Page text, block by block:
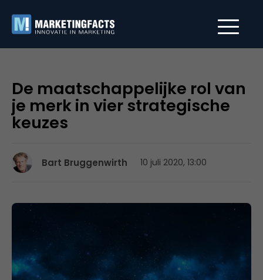
De maatschappelijke rol van
je merk in vier strategische
keuzes
Bart Bruggenwirth 10 juli 2020, 13:00